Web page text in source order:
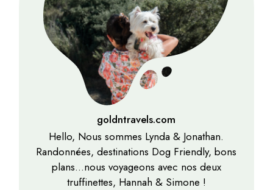
goldntravels.com
Hello, Nous sommes Lynda & Jonathan.
Randonnées, destinations Dog Friendly, bons
plans…nous voyageons avec nos deux
truffinettes, Hannah & Simone !